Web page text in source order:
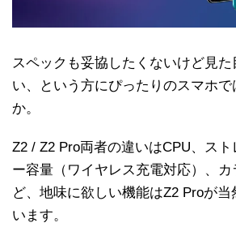
スペックも妥協したくないけど見
い、という方にぴったりのスマホで
か。
Z2 / Z2 Pro両者の違いはCPU、スト
ー容量（ワイヤレス充電対応）、カ
ど、地味に欲しい機能はZ2 Proが当
います。